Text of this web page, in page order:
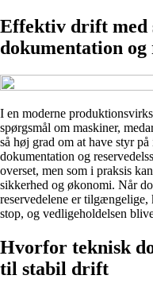
Effektiv drift med
dokumentation
I en moderne
spørgsmål om maskiner,
så høj grad om at have styr
dokumentation og
overset, men som i praksis
sikkerhed og økonomi. Når
reservedelene er
stop, og vedligeholdelsen
Hvorfor teknisk
til stabil drift